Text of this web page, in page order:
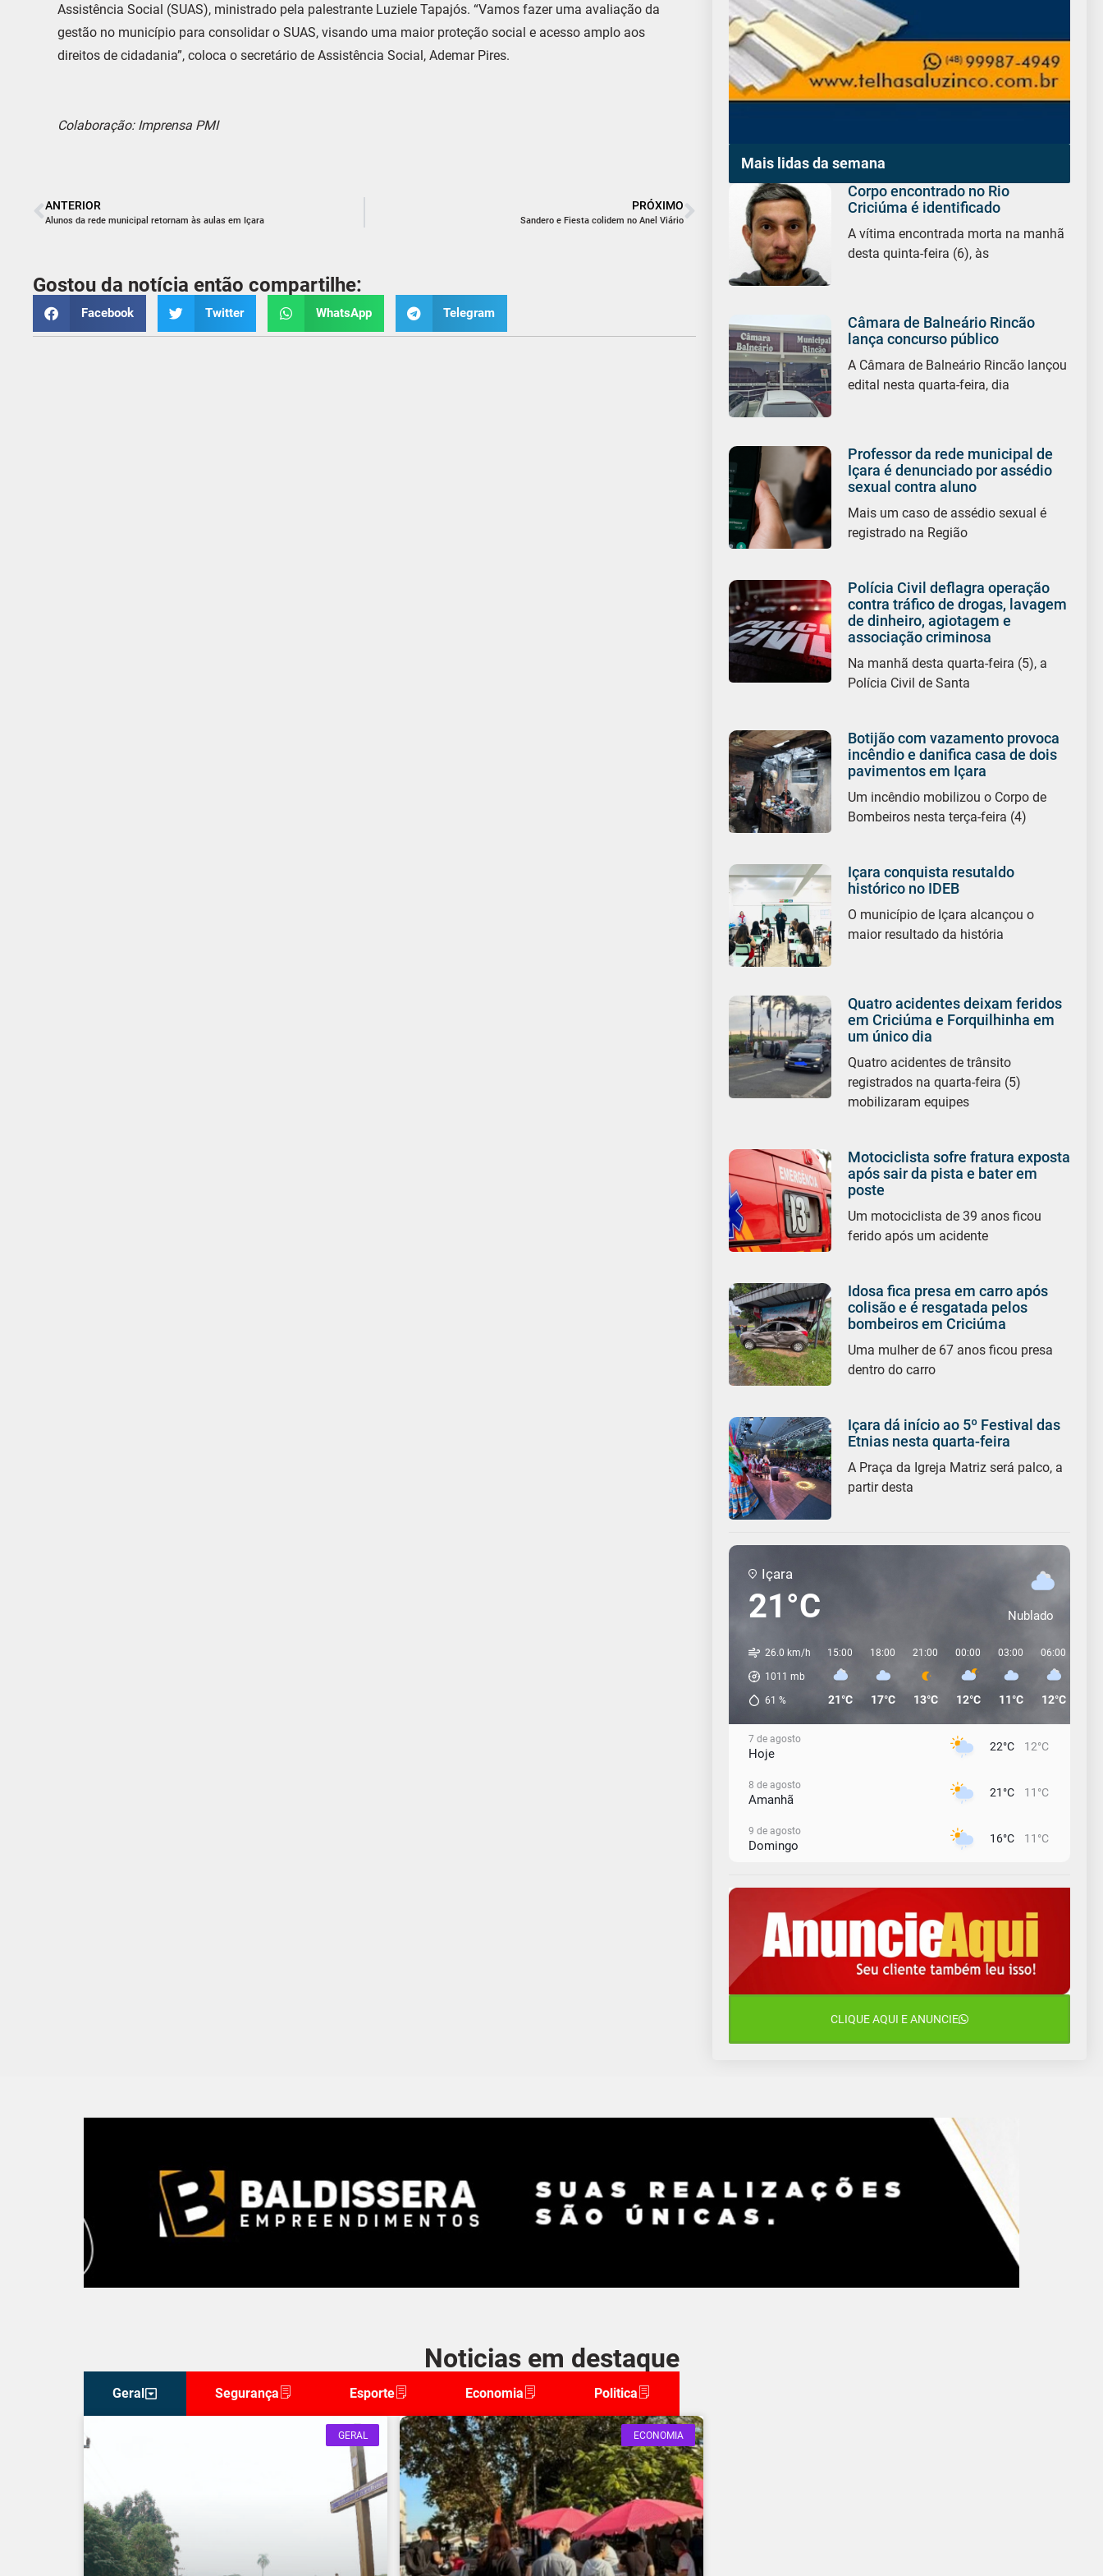
Assistência Social (SUAS), ministrado pela palestrante Luziele Tapajós. “Vamos fazer uma avaliação da
gestão no município para consolidar o SUAS, visando uma maior proteção social e acesso amplo aos
direitos de cidadania”, coloca o secretário de Assistência Social, Ademar Pires.
Colaboração: Imprensa PMI
ANTERIOR
Alunos da rede municipal retornam às aulas em Içara
PRÓXIMO
Sandero e Fiesta colidem no Anel Viário
Gostou da notícia então compartilhe:
Facebook Twitter WhatsApp Telegram
Mais lidas da semana
Corpo encontrado no Rio
Criciúma é identificado
A vítima encontrada morta na manhã
desta quinta-feira (6), às
Câmara de Balneário Rincão
lança concurso público
A Câmara de Balneário Rincão lançou
edital nesta quarta-feira, dia
Professor da rede municipal de
Içara é denunciado por assédio
sexual contra aluno
Mais um caso de assédio sexual é
registrado na Região
Polícia Civil deflagra operação
contra tráfico de drogas, lavagem
de dinheiro, agiotagem e
associação criminosa
Na manhã desta quarta-feira (5), a
Polícia Civil de Santa
Botijão com vazamento provoca
incêndio e danifica casa de dois
pavimentos em Içara
Um incêndio mobilizou o Corpo de
Bombeiros nesta terça-feira (4)
Içara conquista resutaldo
histórico no IDEB
O município de Içara alcançou o
maior resultado da história
Quatro acidentes deixam feridos
em Criciúma e Forquilhinha em
um único dia
Quatro acidentes de trânsito
registrados na quarta-feira (5)
mobilizaram equipes
Motociclista sofre fratura exposta
após sair da pista e bater em
poste
Um motociclista de 39 anos ficou
ferido após um acidente
Idosa fica presa em carro após
colisão e é resgatada pelos
bombeiros em Criciúma
Uma mulher de 67 anos ficou presa
dentro do carro
Içara dá início ao 5º Festival das
Etnias nesta quarta-feira
A Praça da Igreja Matriz será palco, a
partir desta
Içara
21°C Nublado
26.0 km/h
1011 mb
61 %
15:00
21°C
18:00
17°C
21:00
13°C
00:00
12°C
03:00
11°C
06:00
12°C
7 de agosto
Hoje 22°C 12°C
8 de agosto
Amanhã 21°C 11°C
9 de agosto
Domingo 16°C 11°C
Segunda-Feira
11 de agosto
Terça-Feira
12 de agosto
14°C 11°C
CLIQUE AQUI E ANUNCIE
Noticias em destaque
Geral Segurança Esporte Economia Politica
GERAL ECONOMIA